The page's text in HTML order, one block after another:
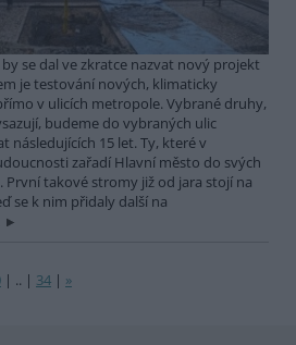
se dal ve zkratce nazvat nový projekt
je testování nových, klimaticky
v ulicích metropole. Vybrané druhy,
budeme do vybraných ulic
následujících 15 let. Ty, které v
zařadí Hlavní město do svých
takové stromy již od jara stojí na
se k nim přidaly další na
| .. | 34 | »